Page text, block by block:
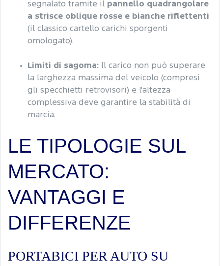
segnalato tramite il pannello quadrangolare
a strisce oblique rosse e bianche riflettenti
(il classico cartello carichi sporgenti
omologato).
Limiti di sagoma: Il carico non può superare
la larghezza massima del veicolo (compresi
gli specchietti retrovisori) e l'altezza
complessiva deve garantire la stabilità di
marcia.
LE TIPOLOGIE SUL
MERCATO:
VANTAGGI E
DIFFERENZE
PORTABICI PER AUTO SU